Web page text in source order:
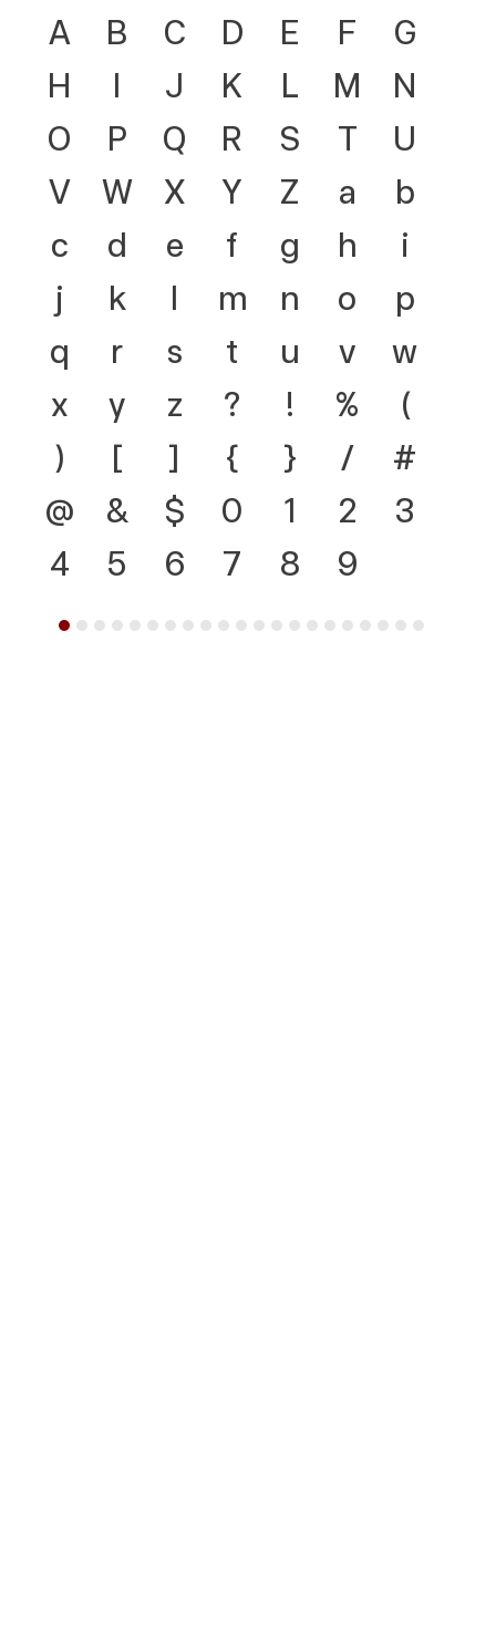
A B C D E F
G
H
I J K L M
N
O
P Q R S T
U
V
W X Y Z a
b
c
d e f g h
i
j
k l m n o
p
q
r s t u v
w
x
y z ? ! %
(
)
[ ] { } /
#
@
& $ 0 1 2
3
4
5 6 7 8 9